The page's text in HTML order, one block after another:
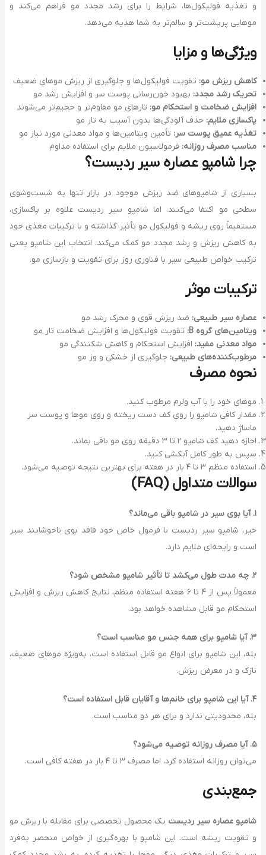
و تغذیه فولیکول‌ها، شرایط را برای رشد مجدد مو فراهم می‌کند و
موهایی پرپشت‌تر و سالم‌تر به شما هدیه می‌دهد.
ویژگی‌ها و مزایا
کاهش ریزش مو: تقویت فولیکول‌ها و جلوگیری از ریزش موهای ضعیف
تحریک رشد مجدد: بهبود خون‌رسانی پوست سر و افزایش رشد مو
افزایش ضخامت و استحکام مو: تارهای مو مقاوم‌تر و حجیم‌تر می‌شوند
پاکسازی ملایم: حذف آلودگی‌ها بدون آسیب به تار مو
تغذیه عمیق پوست سر: تأمین ویتامین‌ها و مواد معدنی مورد نیاز مو
مناسب مصرف روزانه: فرمولاسیون ملایم برای استفاده مداوم
چرا شامپو عصاره سیر ردیست؟
بسیاری از شامپوهای ضد ریزش موجود در بازار تنها به شست‌وشوی
سطحی مو اکتفا می‌کنند. اما شامپو سیر ردیست علاوه بر پاکسازی،
مستقیماً روی ریشه و فولیکول مو تأثیر گذاشته و با ترکیبات مغذی خود
به کاهش ریزش و رشد مجدد مو کمک می‌کند. انتخاب این شامپو یعنی
ترکیب خواص طبیعی سیر با فناوری روز برای تقویت و بازسازی مو.
ترکیبات موثر
عصاره سیر طبیعی: ضد ریزش قوی و محرک رشد مو
ویتامین‌های گروه B
: تقویت فولیکول‌ها و افزایش ضخامت تار مو
مواد معدنی مفید: افزایش استحکام و کاهش شکنندگی مو
مرطوب‌کننده‌های طبیعی: جلوگیری از خشکی و وز مو
نحوه مصرف
موهای خود را با آب ولرم مرطوب کنید.
مقدار کافی شامپو را روی کف دست ریخته و روی موها و پوست سر
ماساژ دهید.
اجازه دهید کف شامپو ۲ تا ۳ دقیقه روی مو باقی بماند.
سپس به طور کامل آبکشی کنید.
استفاده منظم ۳ تا ۴ بار در هفته برای بهترین نتیجه توصیه می‌شود.
سوالات متداول(FAQ)
۱.آیا بوی سیر در شامپو باقی می‌ماند؟
خیر، شامپو سیر ردیست با فرمول خاص خود فاقد بوی ناخوشایند سیر
است و رایحه‌ای ملایم دارد.
۲. چه مدت طول می‌کشد تا تأثیر شامپو مشخص شود؟
معمولاً پس از ۴ تا ۶ هفته استفاده منظم، نتایج کاهش ریزش و افزایش
استحکام مو قابل مشاهده خواهد بود.
۳.آیا شامپو برای همه جنس مو مناسب است؟
بله، این شامپو برای انواع مو قابل استفاده است، به‌ویژه موهای ضعیف،
نازک و در معرض ریزش.
۴.آیا این شامپو برای خانم‌ها و آقایان قابل استفاده است؟
بله، محدودیتی ندارد و برای هر دو مناسب است.
۵.آیا مصرف روزانه توصیه می‌شود؟
می‌توان روزانه استفاده کرد، اما مصرف ۳ تا ۴ بار در هفته کافی است.
جمع‌بندی
شامپو عصاره سیر ردیست یک محصول تخصصی برای مقابله با ریزش مو
و تقویت ریشه است. این شامپو با بهره‌گیری از خواص منحصر به‌فرد